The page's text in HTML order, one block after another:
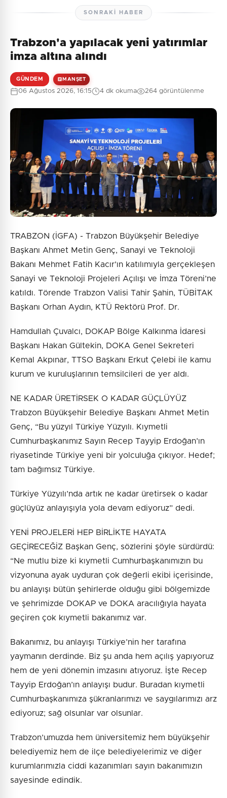
SONRAKI HABER
Trabzon'a yapılacak yeni yatırımlar
imza altına alındı
GÜNDEM MANŞET
06 Ağustos 2026, 16:15 4 dk okuma 264 görüntülenme
TRABZON (İGFA) - Trabzon Büyükşehir Belediye
Başkanı Ahmet Metin Genç, Sanayi ve Teknoloji
Bakanı Mehmet Fatih Kacır’ın katılımıyla gerçekleşen
Sanayi ve Teknoloji Projeleri Açılışı ve İmza Töreni’ne
katıldı. Törende Trabzon Valisi Tahir Şahin, TÜBİTAK
Başkanı Orhan Aydın, KTÜ Rektörü Prof. Dr.
Hamdullah Çuvalcı, DOKAP Bölge Kalkınma İdaresi
Başkanı Hakan Gültekin, DOKA Genel Sekreteri
Kemal Akpınar, TTSO Başkanı Erkut Çelebi ile kamu
kurum ve kuruluşlarının temsilcileri de yer aldı.
NE KADAR ÜRETİRSEK O KADAR GÜÇLÜYÜZ
Trabzon Büyükşehir Belediye Başkanı Ahmet Metin
Genç, “Bu yüzyıl Türkiye Yüzyılı. Kıymetli
Cumhurbaşkanımız Sayın Recep Tayyip Erdoğan’ın
riyasetinde Türkiye yeni bir yolculuğa çıkıyor. Hedef;
tam bağımsız Türkiye.
Türkiye Yüzyılı’nda artık ne kadar üretirsek o kadar
güçlüyüz anlayışıyla yola devam ediyoruz” dedi.
YENİ PROJELERİ HEP BİRLİKTE HAYATA
GEÇİRECEĞİZ Başkan Genç, sözlerini şöyle sürdürdü:
“Ne mutlu bize ki kıymetli Cumhurbaşkanımızın bu
vizyonuna ayak uyduran çok değerli ekibi içerisinde,
bu anlayışı bütün şehirlerde olduğu gibi bölgemizde
ve şehrimizde DOKAP ve DOKA aracılığıyla hayata
geçiren çok kıymetli bakanımız var.
Bakanımız, bu anlayışı Türkiye’nin her tarafına
yaymanın derdinde. Biz şu anda hem açılış yapıyoruz
hem de yeni dönemin imzasını atıyoruz. İşte Recep
Tayyip Erdoğan’ın anlayışı budur. Buradan kıymetli
Cumhurbaşkanımıza şükranlarımızı ve saygılarımızı arz
ediyoruz; sağ olsunlar var olsunlar.
Trabzon’umuzda hem üniversitemiz hem büyükşehir
belediyemiz hem de ilçe belediyelerimiz ve diğer
kurumlarımızla ciddi kazanımları sayın bakanımızın
sayesinde edindik.